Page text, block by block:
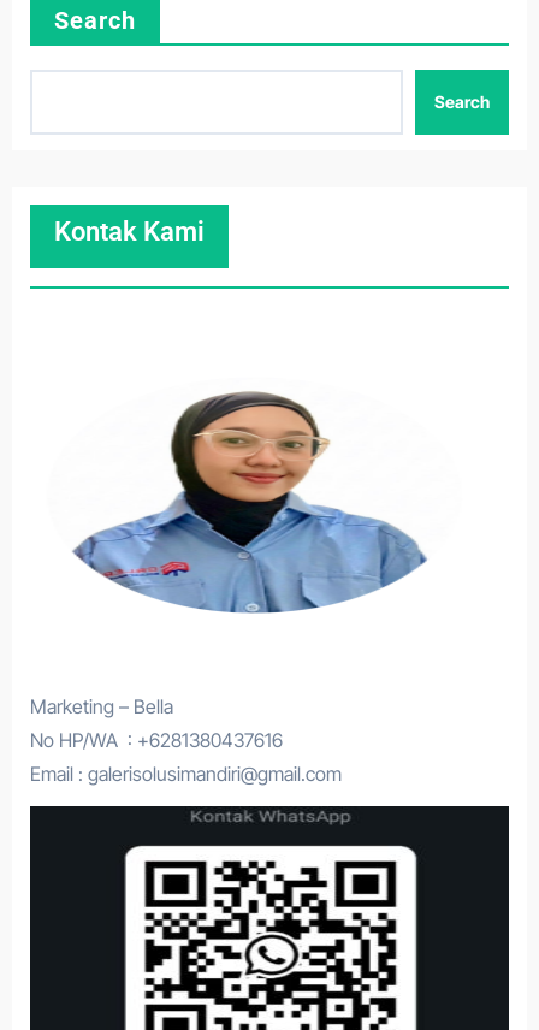
Search
Search
Kontak Kami
Marketing – Bella
No HP/WA : +6281380437616
Email : galerisolusimandiri@gmail.com